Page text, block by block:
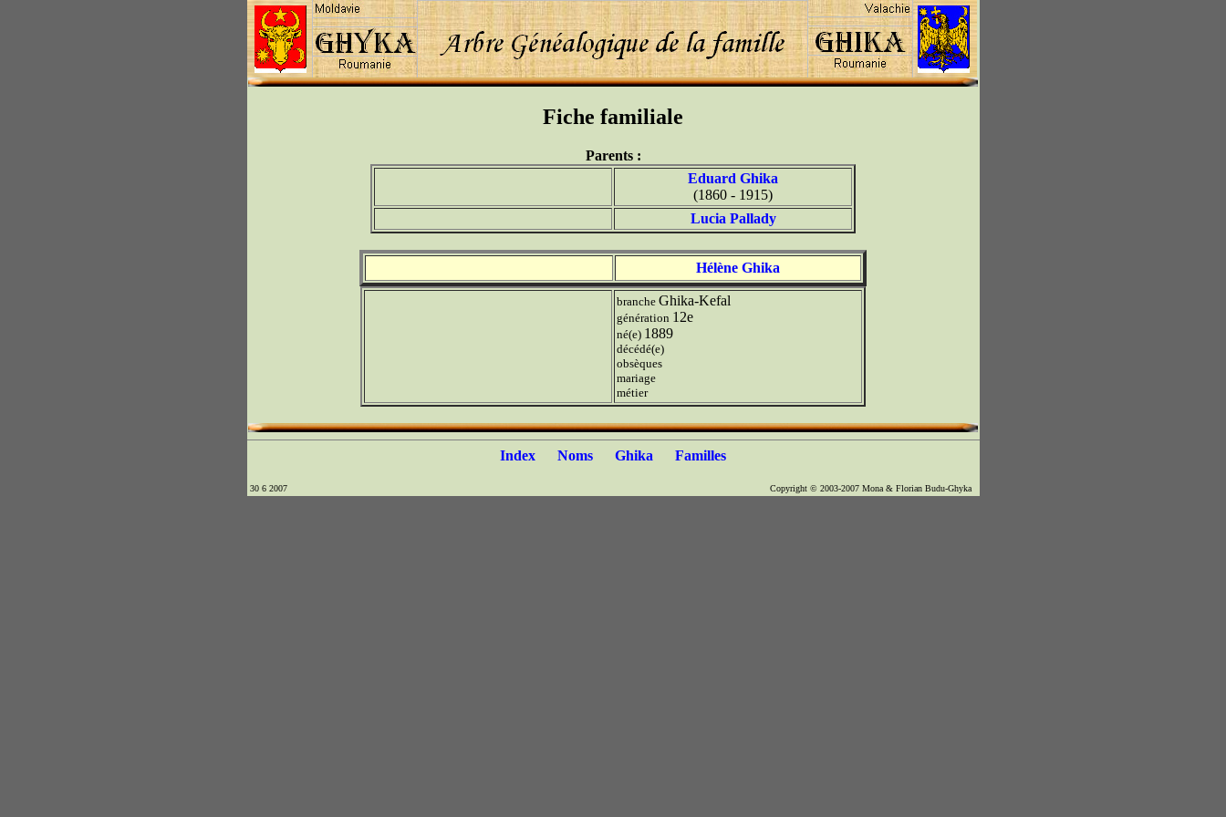
Fiche familiale
Parents :
Eduard Ghika
(1860 - 1915)
Lucia Pallady
Hélène Ghika
branche Ghika-Kefal
génération 12e
né(e) 1889
décédé(e)
obsèques
mariage
métier
Index Noms Ghika Familles
30 6 2007 Copyright © 2003-2007 Mona & Florian Budu-Ghyka